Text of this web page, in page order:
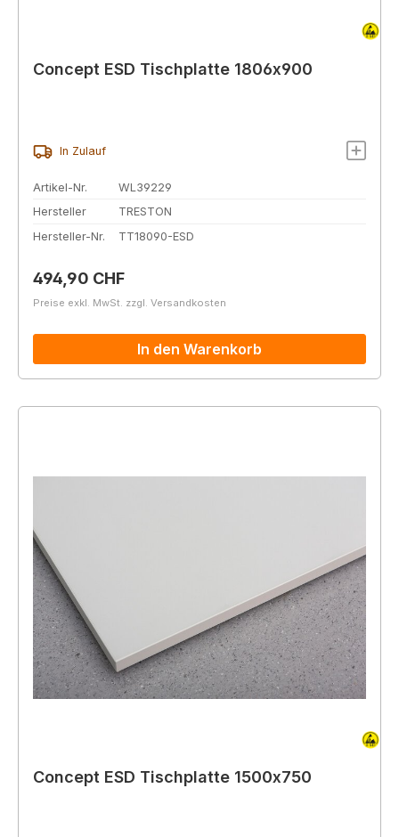
Concept ESD Tischplatte 1806x900
In Zulauf
Artikel-Nr.
WL39229
Hersteller
TRESTON
Hersteller-Nr.
TT18090-ESD
Regulärer Preis:
494,90 CHF
Preise exkl. MwSt. zzgl. Versandkosten
In den Warenkorb
Concept ESD Tischplatte 1500x750